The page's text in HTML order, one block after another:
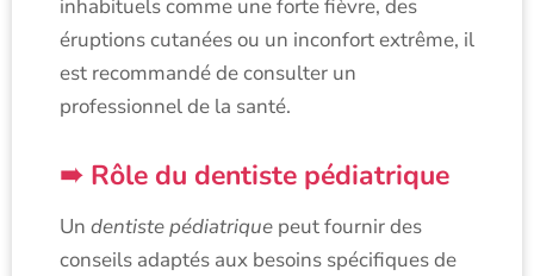
inhabituels comme une forte fièvre, des
éruptions cutanées ou un inconfort extrême, il
est recommandé de consulter un
professionnel de la santé.
Rôle du dentiste pédiatrique
Un dentiste pédiatrique peut fournir des
conseils adaptés aux besoins spécifiques de